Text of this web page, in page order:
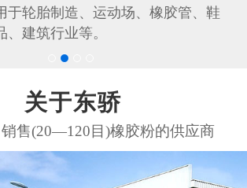
于轮胎制造、运动场、橡胶管、鞋
、建筑行业等。
关于东骄